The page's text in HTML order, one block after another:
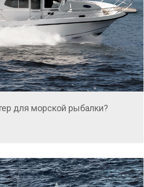
для морской рыбалки?